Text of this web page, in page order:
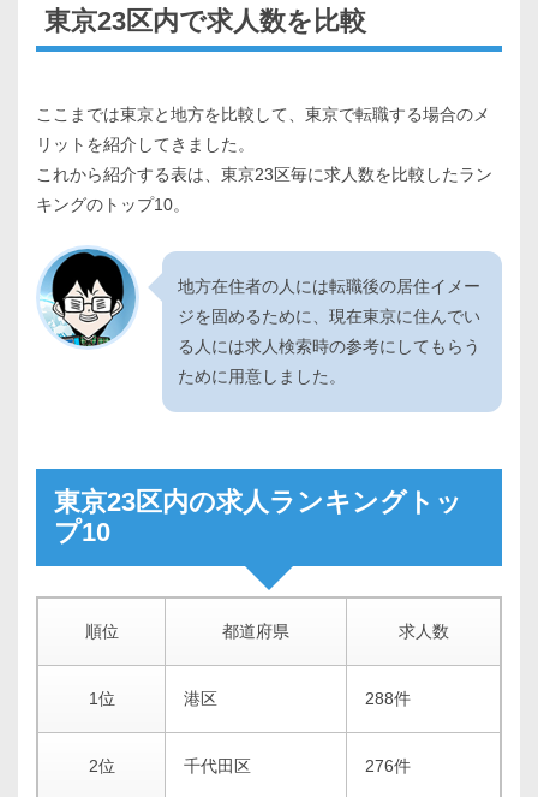
東京23区内で求人数を比較
ここまでは東京と地方を比較して、東京で転職する場合のメ
リットを紹介してきました。
これから紹介する表は、東京23区毎に求人数を比較したラン
キングのトップ10。
地方在住者の人には転職後の居住イメー
ジを固めるために、現在東京に住んでい
る人には求人検索時の参考にしてもらう
ために用意しました。
東京23区内の求人ランキングトッ
プ10
順位 都道府県 求人数
1位 港区 288件
2位 千代田区 276件